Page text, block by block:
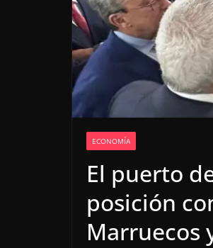
ECONOMÍA
El puerto
posición
Marruecos